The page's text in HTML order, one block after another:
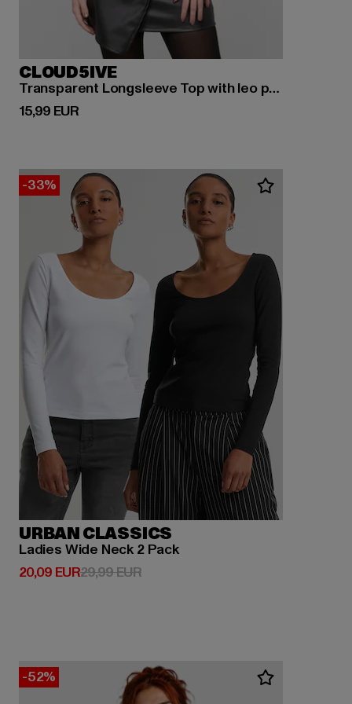
CLOUD5IVE
Transparent Longsleeve Top with leo pattern
15,99 EUR
Derzeitiger Preis: 15,99 EUR
-33%
URBAN CLASSICS
Ladies Wide Neck 2 Pack
20,09 EUR
Derzeitiger Preis: 20,09 EUR
29,99 EURAktionspreis: 29,99 EUR
-52%